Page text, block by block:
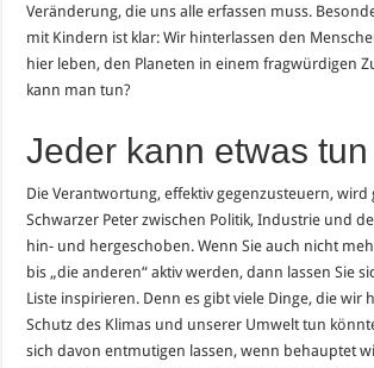
Veränderung, die uns alle erfassen muss.
mit Kindern ist klar: Wir hinterlassen den
hier leben, den Planeten in einem fragwürdigen
kann man tun?
Jeder kann etwas tun
Die Verantwortung, effektiv gegenzusteuern, wird
Schwarzer Peter zwischen Politik, Industrie und
hin- und hergeschoben. Wenn Sie auch nicht
bis „die anderen“ aktiv werden, dann lassen Sie
Liste inspirieren. Denn es gibt viele Dinge, die wir
Schutz des Klimas und unserer Umwelt tun
sich davon entmutigen lassen, wenn behauptet